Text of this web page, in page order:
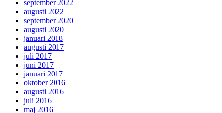
september 2022
augusti 2022
september 2020
augusti 2020
januari 2018
augusti 2017
juli 2017
juni 2017
januari 2017
oktober 2016
augusti 2016
juli 2016
maj 2016